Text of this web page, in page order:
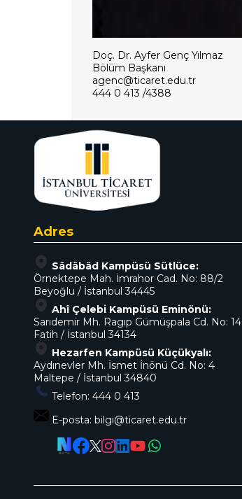
Doç. Dr. Ayfer Genç Yılmaz
Bölüm Başkanı
agenc@ticaret.edu.tr
444 0 413 /4388
Adres
Sâdâbâd Kampüsü Sütlüce:
Örnektepe Mah. İmrahor Cad. No: 88/2
Beyoğlu / İstanbul 34445
Ahî Çelebi Kampüsü Eminönü:
Sarıdemir Mh. Ragıp Gümüşpala Cd. No: 14
Fatih / İstanbul 34134
Hezarfen Kampüsü Küçükyalı:
Aydınevler Mh. İsmet İnönü Cd. No: 4
Maltepe / İstanbul 34840
Telefon: 444 0 413
E-posta: bilgi@ticaret.edu.tr